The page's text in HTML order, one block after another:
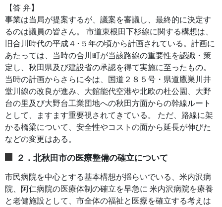
【答 弁】
事業は当局が提案するが、議案を審議し、最終的に決定す
るのは議員の皆さん。 市道東根田下杉線に関する構想は、
旧合川時代の平成４･５年の頃から計画されている。計画に
あたっては、当時の合川町が当該路線の重要性を認識・策
定し、秋田県及び建設省の承認を得て実施に至ったもの。
当時の計画からさらに今は、国道２８５号・県道鷹巣川井
堂川線の改良が進み、大館能代空港や北欧の杜公園、大野
台の里及び大野台工業団地への秋田方面からの幹線ルート
として、ますます重要視されてきている。 ただ、路線に架
かる橋梁について、安全性やコストの面から延長が伸びた
などの変更はある。
２．北秋田市の医療整備の確立について
市民病院を中心とする基本構想が揺らいでいる、米内沢病
院、阿仁病院の医療体制の確立を早急に 米内沢病院を療養
と老健施設として、市全体の福祉と医療を確立する考えは